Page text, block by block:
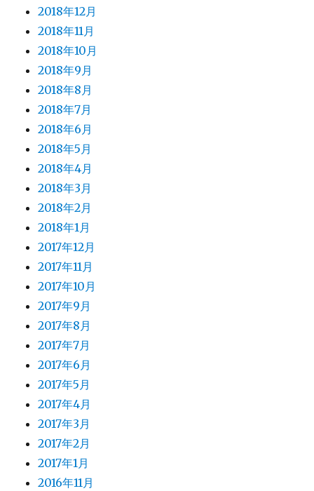
2018年12月
2018年11月
2018年10月
2018年9月
2018年8月
2018年7月
2018年6月
2018年5月
2018年4月
2018年3月
2018年2月
2018年1月
2017年12月
2017年11月
2017年10月
2017年9月
2017年8月
2017年7月
2017年6月
2017年5月
2017年4月
2017年3月
2017年2月
2017年1月
2016年11月